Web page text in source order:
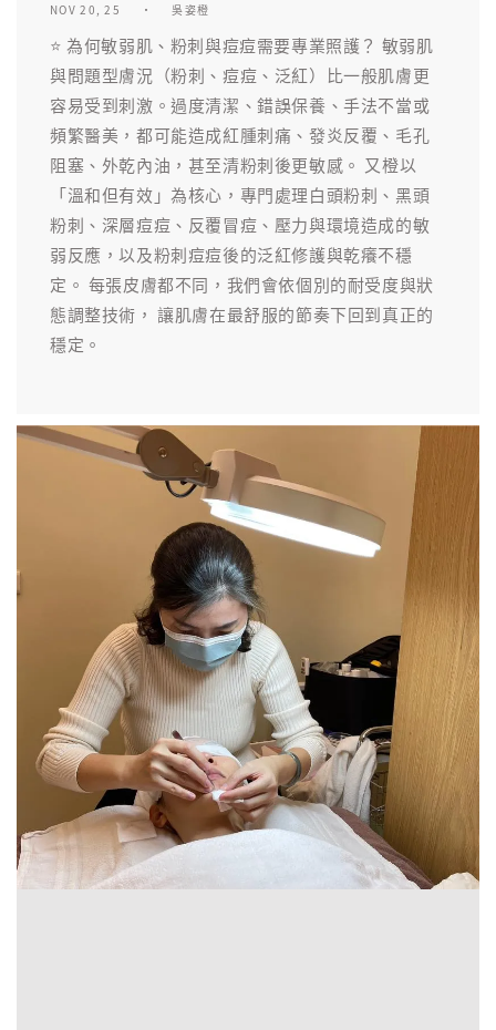
NOV 20, 25 吳姿橙
⭐ 為何敏弱肌、粉刺與痘痘需要專業照護？ 敏弱肌
與問題型膚況（粉刺、痘痘、泛紅）比一般肌膚更
容易受到刺激。過度清潔、錯誤保養、手法不當或
頻繁醫美，都可能造成紅腫刺痛、發炎反覆、毛孔
阻塞、外乾內油，甚至清粉刺後更敏感。 又橙以
「溫和但有效」為核心，專門處理白頭粉刺、黑頭
粉刺、深層痘痘、反覆冒痘、壓力與環境造成的敏
弱反應，以及粉刺痘痘後的泛紅修護與乾癢不穩
定。 每張皮膚都不同，我們會依個別的耐受度與狀
態調整技術， 讓肌膚在最舒服的節奏下回到真正的
穩定。